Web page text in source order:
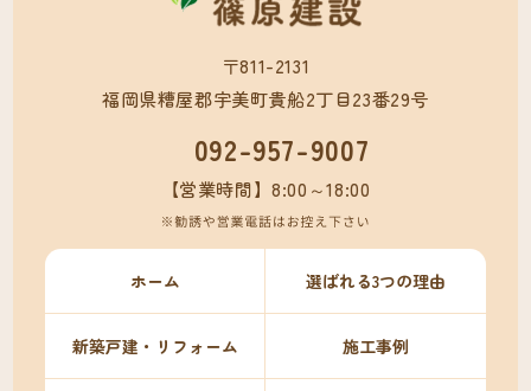
〒811-2131
福岡県糟屋郡宇美町貴船2丁目23番29号
092-957-9007
【営業時間】8:00～18:00
ホーム
施工事例
選ばれる3つの理由
新築戸建・リフォーム